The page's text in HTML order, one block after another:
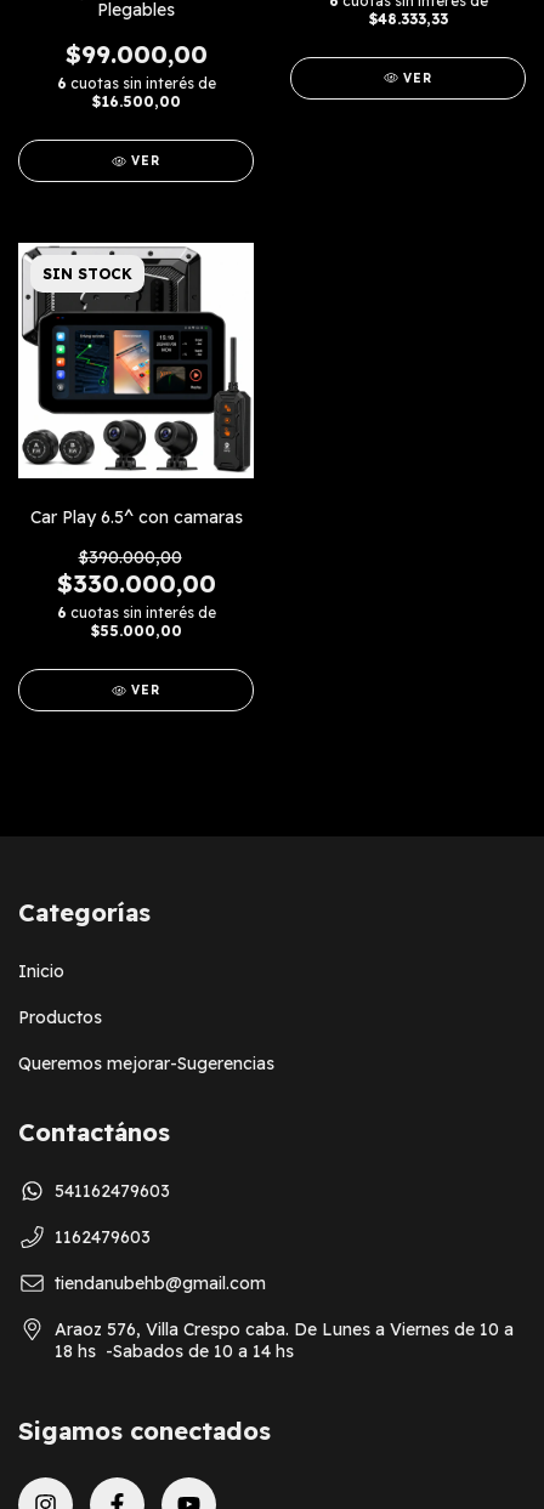
Plegables
$99.000,00
6 cuotas sin interés de
$16.500,00
VER
$48.333,33
VER
SIN STOCK
Car Play 6.5^ con camaras
$390.000,00
$330.000,00
6 cuotas sin interés de
$55.000,00
VER
Categorías
Inicio
Productos
Queremos mejorar-Sugerencias
Contactános
541162479603
1162479603
tiendanubehb@gmail.com
Araoz 576, Villa Crespo caba. De Lunes a Viernes de 10 a
18 hs -Sabados de 10 a 14 hs
Sigamos conectados